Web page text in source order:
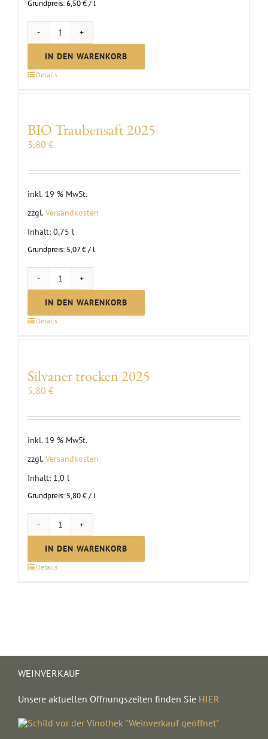
Grundpreis:6,50€/ l
Riesling
trocken
2025
IN DEN WARENKORB
Details
BIO Traubensaft 2025
3,80 €
inkl. 19 % MwSt.
zzgl.Versandkosten
Inhalt: 0,75 l
Grundpreis: 5,07€/ l
BIO
Traubensaft
2025
IN DEN WARENKORB
Details
Silvaner trocken 2025
5,80 €
inkl. 19 % MwSt.
zzgl.Versandkosten
Inhalt: 1,0 l
Grundpreis: 5,80€/ l
Silvaner
trocken
2025
IN DEN WARENKORB
Details
WEINVERKAUF
Unsere aktuellen Öffnungszeiten finden Sie HIER